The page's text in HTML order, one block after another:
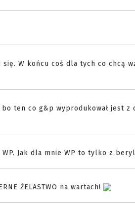
się. W końcu coś dla tych co chcą
ten co g&p wyprodukował jest z
Jak dla mnie WP to tylko z
ŻELASTWO na wartach!